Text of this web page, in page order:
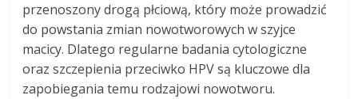
przenoszony drogą płciową, który może prowadzić
do powstania zmian nowotworowych w szyjce
macicy. Dlatego regularne badania cytologiczne
oraz szczepienia przeciwko HPV są kluczowe dla
zapobiegania temu rodzajowi nowotworu.